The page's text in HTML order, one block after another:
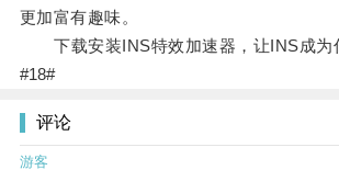
更加富有趣味。
下载安装INS特效加速器，让INS成为
#18#
评论
游客